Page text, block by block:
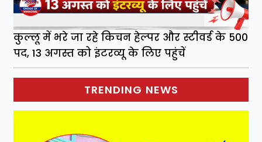
कुल्लू में भरे जा रहे किचन हेल्पर और स्टीवर्ड के 500
पद, 13 अगस्त को इंटरव्यू के लिए पहुंचें
TRENDING NEWS